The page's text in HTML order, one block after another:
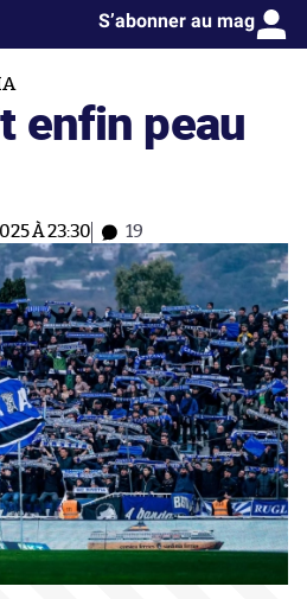
S’abonner au mag
enfin peau
À 23:30 19